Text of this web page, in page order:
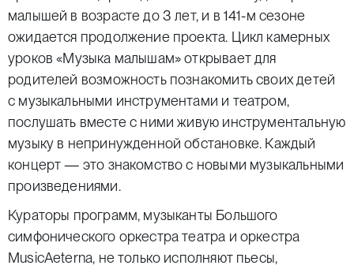
малышей в возрасте до 3 лет, и в 141-м сезоне
ожидается продолжение проекта. Цикл камерных
уроков «Музыка малышам» открывает для
родителей возможность познакомить своих детей
с музыкальными инструментами и театром,
послушать вместе с ними живую инструментальную
музыку в непринужденной обстановке. Каждый
концерт — это знакомство с новыми музыкальными
произведениями.
Кураторы программ, музыканты Большого
симфонического оркестра театра и оркестра
MusicAeterna, не только исполняют пьесы,